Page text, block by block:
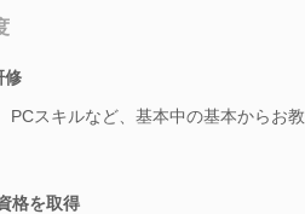
修
PCスキルなど、基本中の基本からお教
格を取得